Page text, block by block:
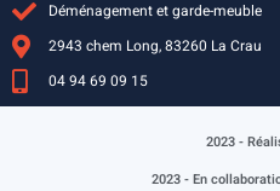
Déménagement et garde-meuble
2943 chem Long, 83260 La Crau
04 94 69 09 15
2023 -
2023 - En